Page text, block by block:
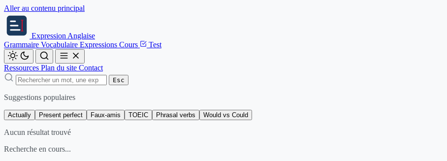
Aller au contenu principal
Expression Anglaise
Grammaire Vocabulaire Expressions Cours Test
Ressources Plan du site Contact
Esc
Suggestions populaires
Actually Present perfect Faux-amis TOEIC Phrasal verbs Would vs Could
Aucun résultat trouvé
Recherche en cours...